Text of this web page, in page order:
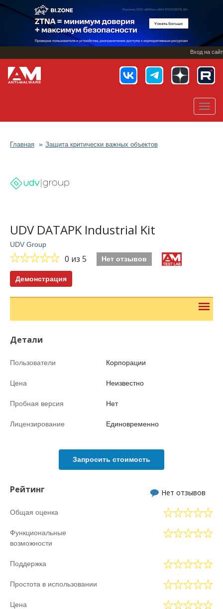
Перейти
основному
Вход на сайт
Главная Защита критически важных объектов
UDV DATAPK Industrial Kit
UDV Group
0 из 5 Нет отзывов
Демонстрация
Детали
Пользователи Корпорации
Цена Неизвестно
Пробная версия Нет
Лицензирование Единовременно
Запросить стоимость
Рейтинг Нет отзывов
Общая оценка
Функциональные
возможности
Поддержка
Простота в использовании
Цена